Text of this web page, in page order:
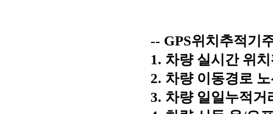
-- GPS위치추적기
1. 차량 실시간 위
2. 차량 이동경로
3. 차량 일일누적거